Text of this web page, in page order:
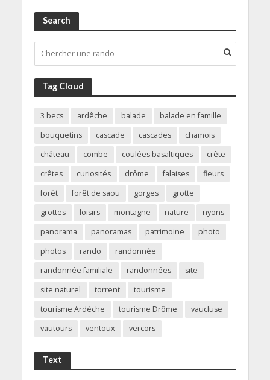
Search
Tag Cloud
3 becs ardêche balade
balade en famille
bouquetins
cascade cascades
chamois
château
combe coulées basaltiques
crête
crêtes
curiosités drôme falaises
fleurs
forêt
forêt de saou gorges
grotte
grottes
loisirs montagne nature
nyons
panorama
panoramas patrimoine
photo
photos
rando
randonnée
randonnée familiale
randonnées
site
site naturel
torrent
tourisme
tourisme Ardèche
tourisme Drôme
vaucluse
vautours
ventoux vercors
Text